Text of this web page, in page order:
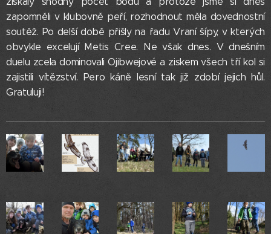
zapomněli v klubovně peří, rozhodnout měla dovednostní
soutěž. Po delší době přišly na řadu Vraní šípy, v kterých
obvykle excelují Metis Cree. Ne však dnes. V dnešním
duelu zcela dominovali Ojibwejové a ziskem všech tří kol si
zajistili vítězství. Pero káně lesní tak již zdobí jejich hůl.
Gratuluji!